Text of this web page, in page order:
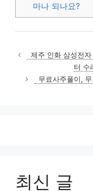
마나 되나요?
제주 인화 삼성전
터 수
무료사주풀이,
최신 글